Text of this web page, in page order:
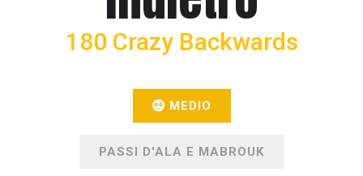
180 Crazy Backwards
MEDIO
PASSI D'ALA E MABROUK